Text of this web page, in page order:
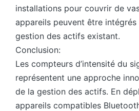
installations pour couvrir de
appareils peuvent être
gestion des actifs existant.
Conclusion:
Les compteurs d’intensité du
représentent une approche
de la gestion des actifs. En
appareils compatibles